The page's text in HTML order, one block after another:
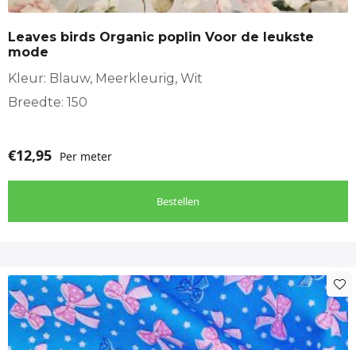
Leaves birds Organic poplin Voor de leukste
mode
Kleur: Blauw, Meerkleurig, Wit
Breedte: 150
€12,95 Per meter
Bestellen